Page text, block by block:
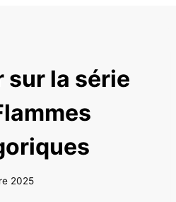
sur la série
2025